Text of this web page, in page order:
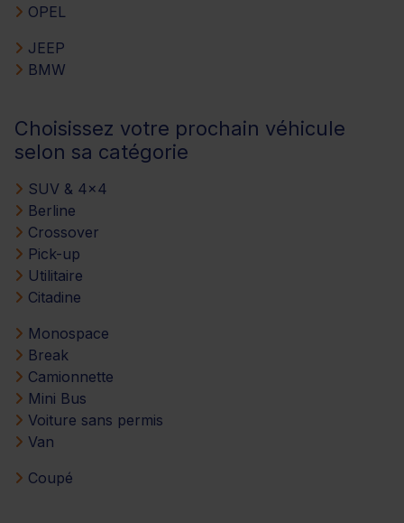
OPEL
JEEP
BMW
Choisissez votre prochain véhicule
selon sa catégorie
SUV & 4x4
Berline
Crossover
Pick-up
Utilitaire
Citadine
Monospace
Break
Camionnette
Mini Bus
Voiture sans permis
Van
Coupé